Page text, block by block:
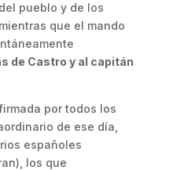
pueblo y de los
que el mando
de Castro y al capitán
por todos los
de ese día,
españoles
los que